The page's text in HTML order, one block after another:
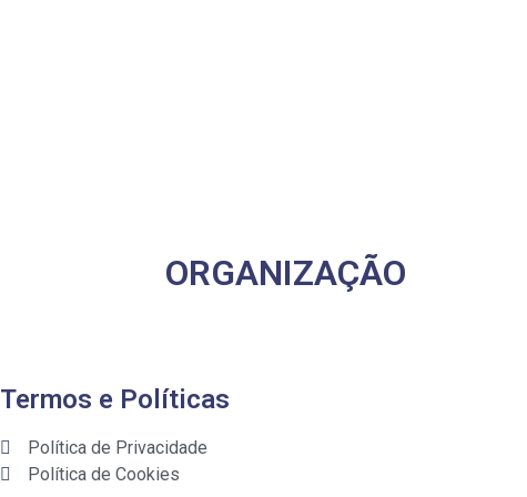
ORGANIZAÇÃO
Termos e Políticas
Política de Privacidade
Política de Cookies